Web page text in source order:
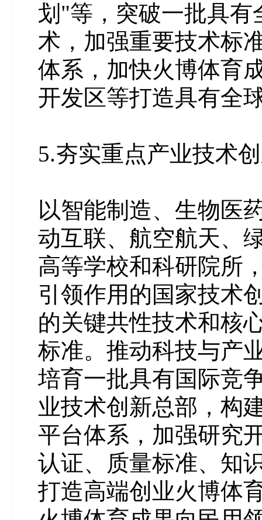
划"等，突破一批具有
术，加强重要技术标
体系，加快火博体育
开发区等打造具有全
5.夯实重点产业技术
以智能制造、生物医
动互联、航空航天、
高等学校和科研院所
引领作用的国家技术
的关键共性技术和核
标准。推动科技与产
培育一批具有国际竞
业技术创新总部，构
平台体系，加强研究
认证、质量标准、知
打造高端创业火博体